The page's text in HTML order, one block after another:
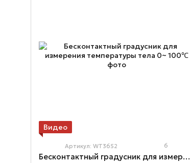
Видео
Артикул: WT3652 6
Бесконтактный градусник для измерения температуры тела 0~ 100℃